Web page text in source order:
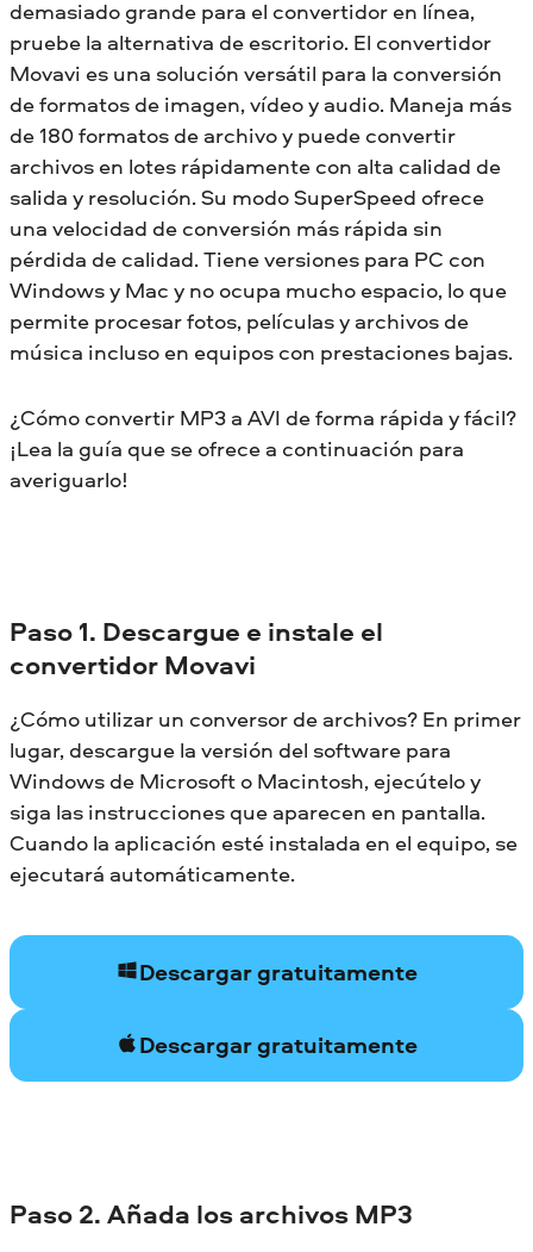
demasiado grande para el convertidor en línea,
pruebe la alternativa de escritorio. El convertidor
Movavi es una solución versátil para la conversión
de formatos de imagen, vídeo y audio. Maneja más
de 180 formatos de archivo y puede convertir
archivos en lotes rápidamente con alta calidad de
salida y resolución. Su modo SuperSpeed ofrece
una velocidad de conversión más rápida sin
pérdida de calidad. Tiene versiones para PC con
Windows y Mac y no ocupa mucho espacio, lo que
permite procesar fotos, películas y archivos de
música incluso en equipos con prestaciones bajas.
¿Cómo convertir MP3 a AVI de forma rápida y fácil?
¡Lea la guía que se ofrece a continuación para
averiguarlo!
Paso 1. Descargue e instale el
convertidor Movavi
¿Cómo utilizar un conversor de archivos? En primer
lugar, descargue la versión del software para
Windows de Microsoft o Macintosh, ejecútelo y
siga las instrucciones que aparecen en pantalla.
Cuando la aplicación esté instalada en el equipo, se
ejecutará automáticamente.
Descargar gratuitamente
Descargar gratuitamente
Paso 2. Añada los archivos MP3